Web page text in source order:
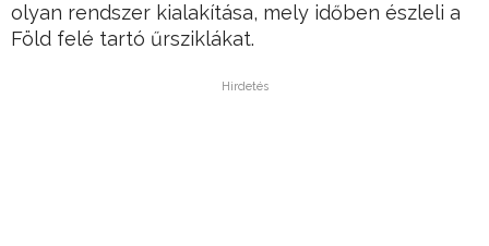
olyan rendszer kialakítása, mely időben észleli a
Föld felé tartó űrsziklákat.
Hirdetés